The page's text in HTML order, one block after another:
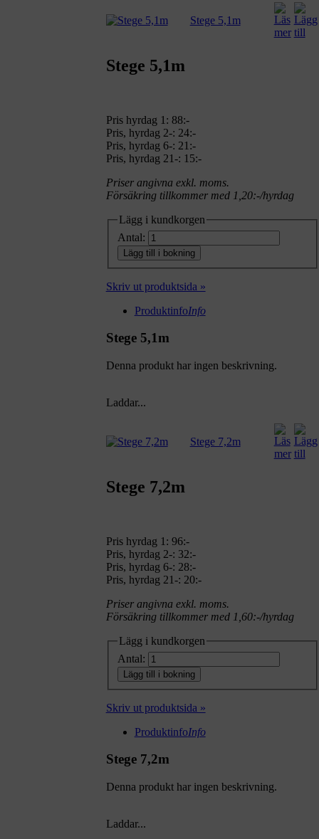
Stege 5,1m
Stege 5,1m
Pris hyrdag 1: 88:-
Pris, hyrdag 2-: 24:-
Pris, hyrdag 6-: 21:-
Pris, hyrdag 21-: 15:-
Priser angivna exkl. moms.
Försäkring tillkommer med 1,20:-/hyrdag
Lägg i kundkorgen
Antal:
Lägg till i bokning
Skriv ut produktsida »
ProduktinfoInfo
Stege 5,1m
Denna produkt har ingen beskrivning.
Laddar...
Stege 7,2m
Stege 7,2m
Pris hyrdag 1: 96:-
Pris, hyrdag 2-: 32:-
Pris, hyrdag 6-: 28:-
Pris, hyrdag 21-: 20:-
Priser angivna exkl. moms.
Försäkring tillkommer med 1,60:-/hyrdag
Lägg i kundkorgen
Antal:
Lägg till i bokning
Skriv ut produktsida »
ProduktinfoInfo
Stege 7,2m
Denna produkt har ingen beskrivning.
Laddar...